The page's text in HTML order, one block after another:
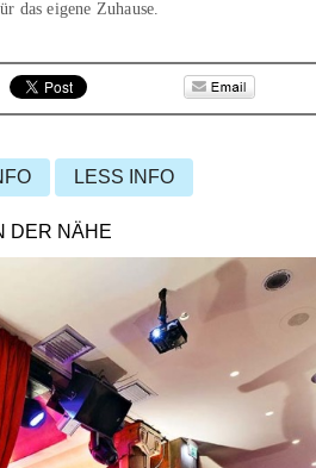
das eigene Zuhause.
LESS INFO
DER NÄHE